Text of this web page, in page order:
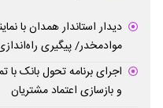
دیدار استاندار همدان با
موادمخدر/ پیگیری
اجرای برنامه تحول بانک با
و بازسازی اعتماد مشتریان